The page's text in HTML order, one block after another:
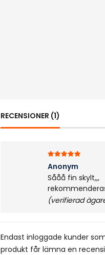
RECENSIONER (1)
Anonym
Sååå fin skylt,,,
(verifierad
Endast inloggade kunder
produkt får lämna en